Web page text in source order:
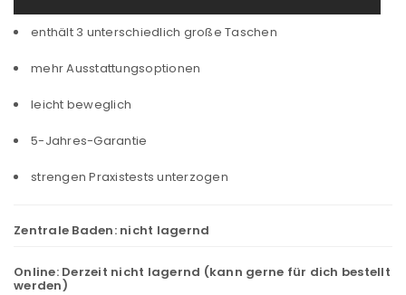
enthält 3 unterschiedlich große Taschen
mehr Ausstattungsoptionen
leicht beweglich
5-Jahres-Garantie
strengen Praxistests unterzogen
Zentrale Baden: nicht lagernd
Online: Derzeit nicht lagernd (kann gerne für dich bestellt
werden)